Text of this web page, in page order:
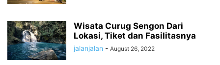
Wisata Curug Sengon Dari
Lokasi, Tiket dan Fasilitasnya
jalanjalan - August 26, 2022